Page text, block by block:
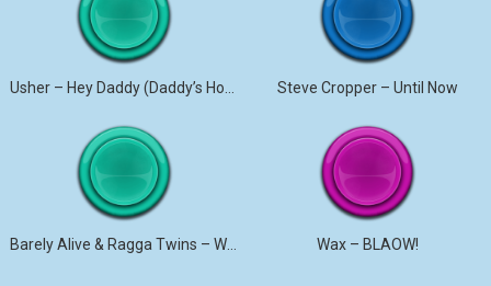
Steve Cropper – Until Now
Barely Alive & Ragga Twins – We Set It Wax – BLAOW!